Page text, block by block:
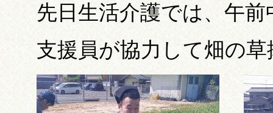
先日生活介護では、午
支援員が協力して畑の